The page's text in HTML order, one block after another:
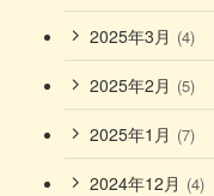
2025年3月 (4)
2025年2月 (5)
2025年1月 (7)
2024年12月 (4)